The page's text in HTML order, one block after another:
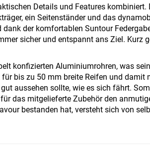
Details und Features kombiniert.
ein Seitenständer und das
der komfortablen Suntour
sicher und entspannt ans Ziel. Kurz
konfizierten Aluminiumrohren, was
bis zu 50 mm breite Reifen und damit
aussehen sollte, wie es sich fährt.
das mitgelieferte Zubehör den
bestanden hat, versteht sich von